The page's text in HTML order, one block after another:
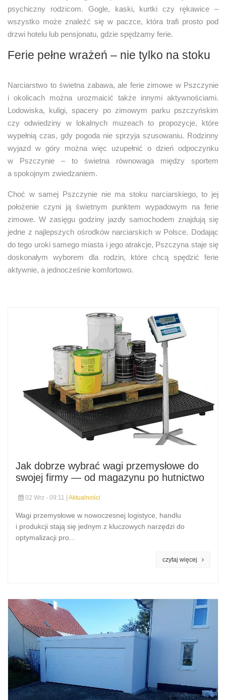
psychiczny rodzicom. Gogle, kaski, kurtki czy rękawice –
wszystko może znaleźć się w paczce, która trafi prosto pod
drzwi hotelu lub pensjonatu, gdzie spędzamy ferie.
Ferie pełne wrażeń – nie tylko na stoku
Narciarstwo to świetna zabawa, ale ferie zimowe w Pszczynie
i okolicach można urozmaicić także innymi aktywnościami.
Lodowiska, kuligi, spacery po zimowym parku pszczyńskim
czy odwiedziny w lokalnych muzeach to propozycje, które
wypełnią czas, gdy pogoda nie sprzyja szusowaniu. Rodzinny
wyjazd w góry można więc uzupełnić o dzień odpoczynku
w Pszczynie – to świetna równowaga między sportem
a spokojnym zwiedzaniem.
Choć w samej Pszczynie nie ma stoku narciarskiego, to jej
położenie czyni ją świetnym punktem wypadowym na ferie
zimowe. W zasięgu godziny jazdy samochodem znajdują się
jedne z najlepszych ośrodków narciarskich w Polsce. Dodając
do tego uroki samego miasta i jego atrakcje, Pszczyna staje się
doskonałym wyborem dla rodzin, które chcą spędzić ferie
aktywnie, a jednocześnie komfortowo.
Jak dobrze wybrać wagi przemysłowe do
swojej firmy — od magazynu po hutnictwo
02 Wrz - 09:11 | Aktualności
Wagi przemysłowe w nowoczesnej logistyce, handlu
i produkcji stają się jednym z kluczowych narzędzi do
optymalizacji pro...